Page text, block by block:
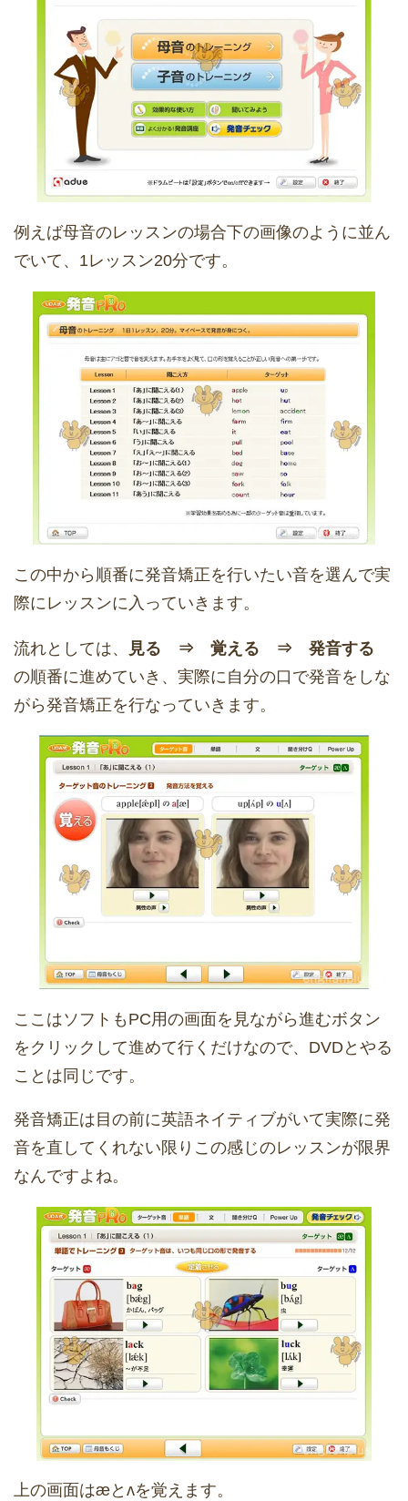
例えば母音のレッスンの場合下の画像のように並ん
でいて、1レッスン20分です。
この中から順番に発音矯正を行いたい音を選んで実
際にレッスンに入っていきます。
流れとしては、
見る ⇒ 覚える ⇒ 発音する
の順番に進めていき、実際に自分の口で発音をしな
がら発音矯正を行なっていきます。
ここはソフトもPC用の画面を見ながら進むボタン
をクリックして進めて行くだけなので、DVDとやる
ことは同じです。
発音矯正は目の前に英語ネイティブがいて実際に発
音を直してくれない限りこの感じのレッスンが限界
なんですよね。
上の画面はæとʌを覚えます。